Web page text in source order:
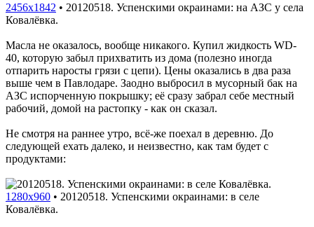
2456x1842 • 20120518. Успенскими окраинами: на АЗС у села
Ковалёвка.
Масла не оказалось, вообще никакого. Купил жидкость WD-
40, которую забыл прихватить из дома (полезно иногда
отпарить наросты грязи с цепи). Цены оказались в два раза
выше чем в Павлодаре. Заодно выбросил в мусорный бак на
АЗС испорченную покрышку; её сразу забрал себе местный
рабочий, домой на растопку - как он сказал.
Не смотря на раннее утро, всё-же поехал в деревню. До
следующей ехать далеко, и неизвестно, как там будет с
продуктами:
1280x960 • 20120518. Успенскими окраинами: в селе
Ковалёвка.